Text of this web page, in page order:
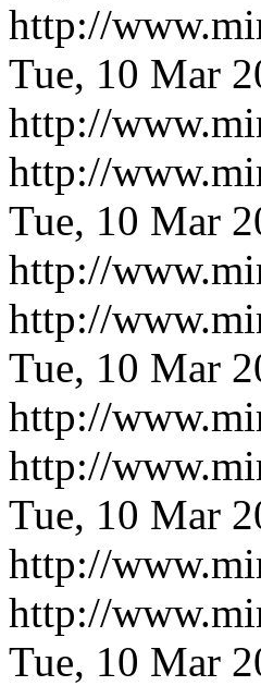
http://
Tue, 10 Mar
http://
http://
Tue, 10 Mar
http://
http://
Tue, 10 Mar
http://
http://
Tue, 10 Mar
http://
http://
Tue, 10 Mar